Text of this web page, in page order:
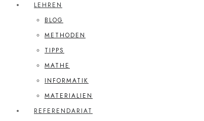
LEHREN
BLOG
METHODEN
TIPPS
MATHE
INFORMATIK
MATERIALIEN
REFERENDARIAT